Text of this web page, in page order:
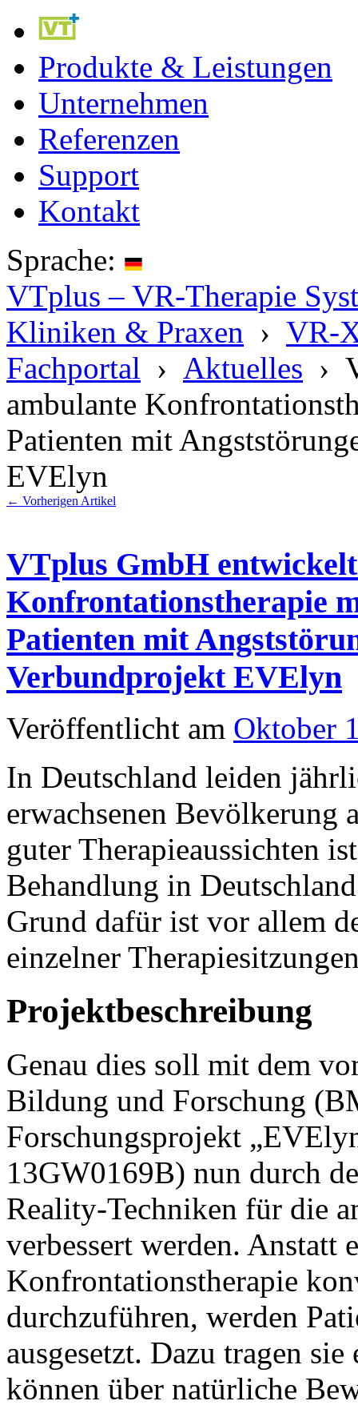
Produkte & Leistungen
Unternehmen
Referenzen
Support
Kontakt
Sprache:
VTplus – VR-Therapie
Kliniken & Praxen › VR-
Fachportal › Aktuelles ›
ambulante
Patienten mit
EVElyn
← Vorherigen Artikel
VTplus GmbH
Konfrontationstherapie
Patienten mit
Verbundprojekt EVElyn
Veröffentlicht am Oktober
In Deutschland leiden
erwachsenen Bevölkerung
guter Therapieaussichten
Behandlung in
Grund dafür ist vor allem
einzelner
Projektbeschreibung
Genau dies soll mit dem
Bildung und Forschung
Forschungsprojekt
13GW0169B) nun durch
Reality-Techniken für die
verbessert werden. Anstatt
Konfrontationstherapie
durchzuführen, werden
ausgesetzt. Dazu tragen
können über natürliche